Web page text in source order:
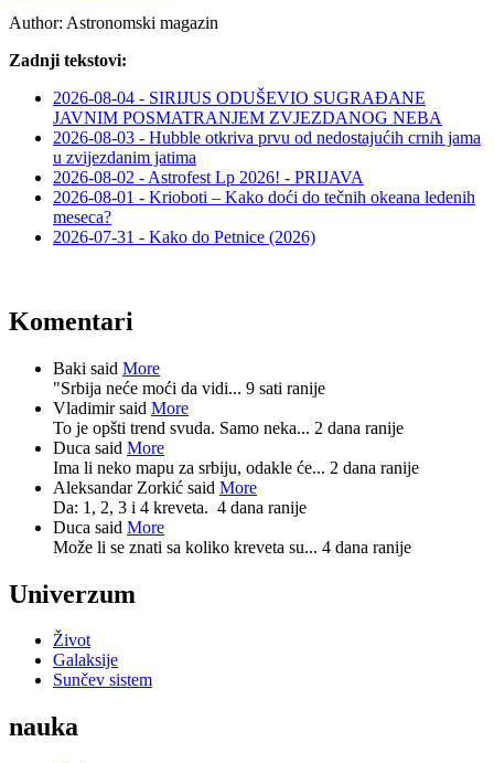
Author: Astronomski magazin
Zadnji tekstovi:
2026-08-04 - SIRIJUS ODUŠEVIO SUGRAĐANE
JAVNIM POSMATRANJEM ZVJEZDANOG NEBA
2026-08-03 - Hubble otkriva prvu od nedostajućih crnih jama
u zvijezdanim jatima
2026-08-02 - Astrofest Lp 2026! - PRIJAVA
2026-08-01 - Krioboti – Kako doći do tečnih okeana ledenih
meseca?
2026-07-31 - Kako do Petnice (2026)
Komentari
Baki said More
"Srbija neće moći da vidi... 9 sati ranije
Vladimir said More
To je opšti trend svuda. Samo neka... 2 dana ranije
Duca said More
Ima li neko mapu za srbiju, odakle će... 2 dana ranije
Aleksandar Zorkić said More
Da: 1, 2, 3 i 4 kreveta. 4 dana ranije
Duca said More
Može li se znati sa koliko kreveta su... 4 dana ranije
Univerzum
Život
Galaksije
Sunčev sistem
nauka